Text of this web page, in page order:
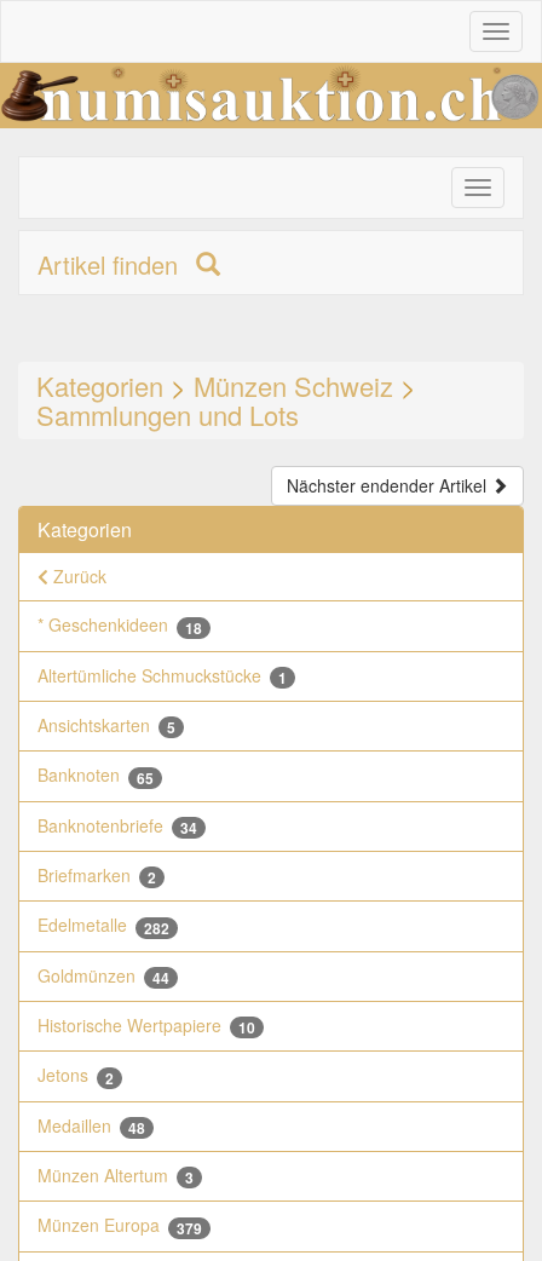
Toggle
primary
Artikel finden
Kategorien > Münzen Schweiz >
Sammlungen und Lots
Nächster endender Artikel
Kategorien
Zurück
* Geschenkideen
18
Altertümliche Schmuckstücke 1
Ansichtskarten 5
Banknoten 65
Banknotenbriefe 34
Briefmarken 2
Edelmetalle 282
Goldmünzen 44
Historische Wertpapiere 10
Jetons 2
Medaillen 48
Münzen Altertum 3
Münzen Europa 379